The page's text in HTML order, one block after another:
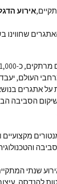
אירוע
בשנה
העולם,
על אתגרים
שיקום הסביבה